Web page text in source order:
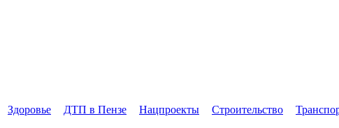
Здоровье ДТП в Пензе Нацпроекты Строительство